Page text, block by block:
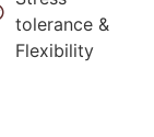
tolerance &
Flexibility